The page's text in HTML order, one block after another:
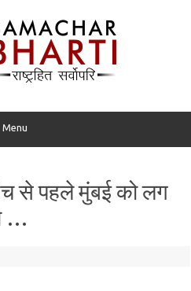
Menu
से पहले मुंबई को लग
…